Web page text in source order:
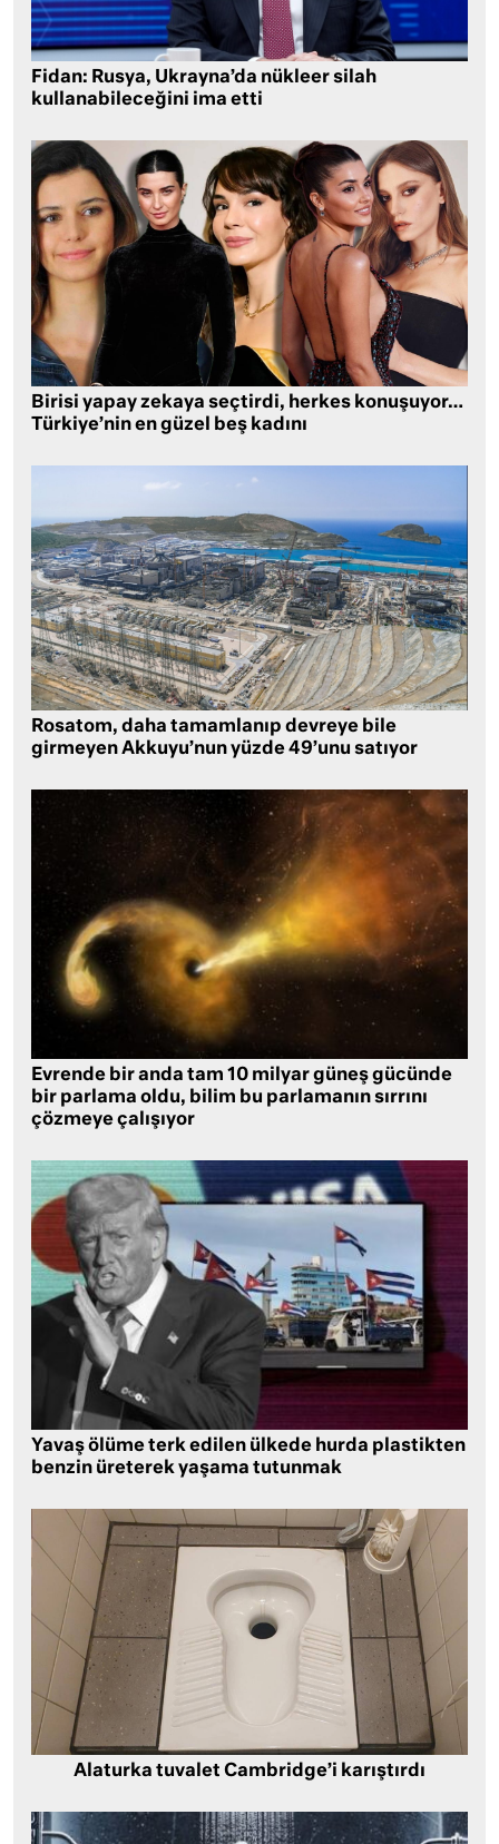
Fidan: Rusya, Ukrayna’da nükleer silah
kullanabileceğini ima etti
Birisi yapay zekaya seçtirdi, herkes konuşuyor…
Türkiye’nin en güzel beş kadını
Rosatom, daha tamamlanıp devreye bile
girmeyen Akkuyu’nun yüzde 49’unu satıyor
Evrende bir anda tam 10 milyar güneş gücünde
bir parlama oldu, bilim bu parlamanın sırrını
çözmeye çalışıyor
Yavaş ölüme terk edilen ülkede hurda plastikten
benzin üreterek yaşama tutunmak
Alaturka tuvalet Cambridge’i karıştırdı